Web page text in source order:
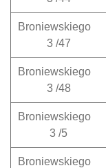
Broniewskiego
3 /47
Broniewskiego
3 /48
Broniewskiego
3 /5
Broniewskiego